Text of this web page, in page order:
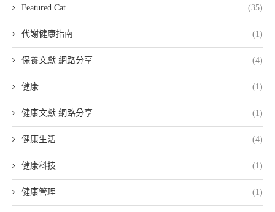
Featured Cat (35)
代謝健康指南 (1)
保養文獻 網路分享 (4)
健康 (1)
健康文獻 網路分享 (1)
健康生活 (4)
健康科技 (1)
健康管理 (1)